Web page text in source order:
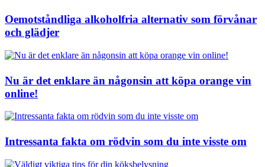
Oemotståndliga alkoholfria alternativ som förvånar
och glädjer
Nu är det enklare än någonsin att köpa orange vin
online!
Intressanta fakta om rödvin som du inte visste om